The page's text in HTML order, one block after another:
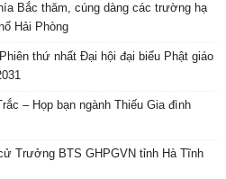
Bắc thăm, cúng dàng các trường hạ
Hải Phòng
thứ nhất Đại hội đại biểu Phật giáo
– Họp bạn ngành Thiếu Gia đình
Trưởng BTS GHPGVN tỉnh Hà Tĩnh